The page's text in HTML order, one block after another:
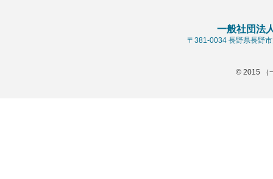
一般社団法
〒381-0034 長野県長野
© 2015 （